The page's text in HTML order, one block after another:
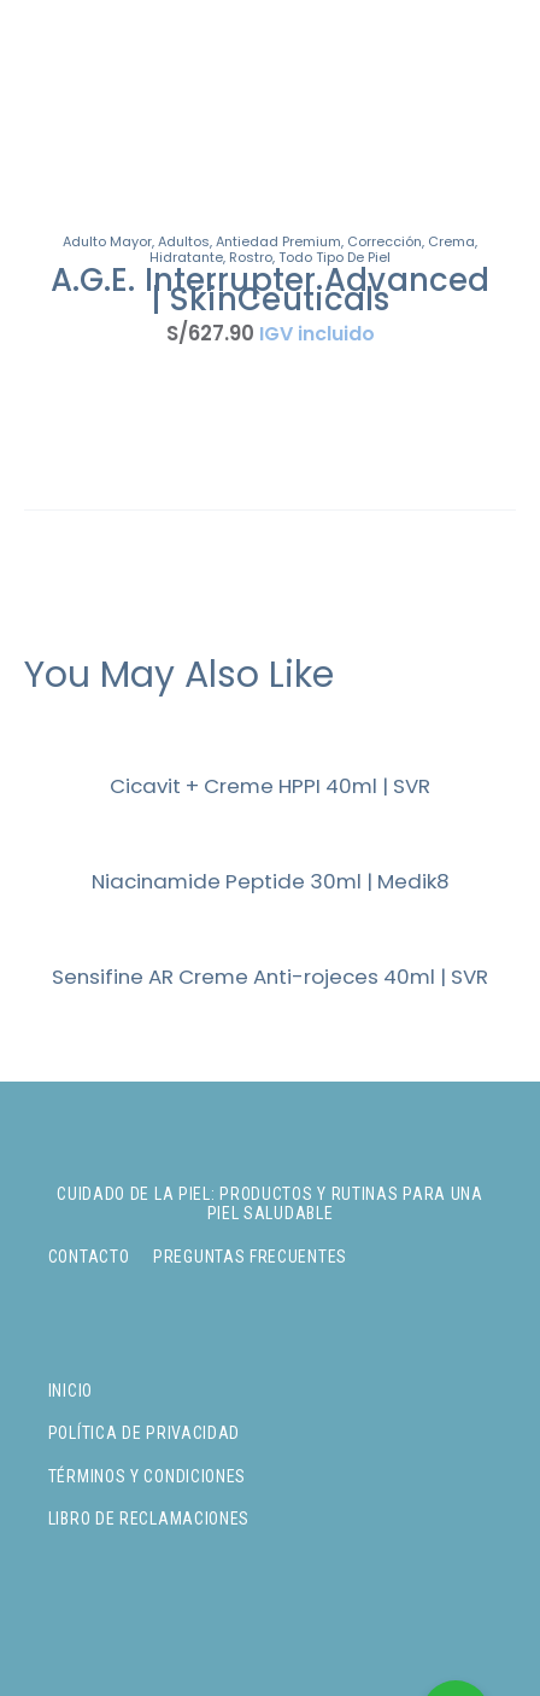
Adulto Mayor,Adultos,Antiedad Premium, Corrección, Crema,
Hidratante, Rostro,Todo Tipo De Piel
A.G.E. Interrupter Advanced
| SkinCeuticals
S/627.90 IGV incluido
You May Also Like
Cicavit + Creme HPPI 40ml | SVR
Niacinamide Peptide 30ml | Medik8
Sensifine AR Creme Anti-rojeces 40ml | SVR
INICIO
POLÍTICA DE PRIVACIDAD
TÉRMINOS Y CONDICIONES
LIBRO DE RECLAMACIONES
CUIDADO DE LA PIEL: PRODUCTOS Y RUTINAS PARA UNA
PIEL SALUDABLE
CONTACTO PREGUNTAS FRECUENTES